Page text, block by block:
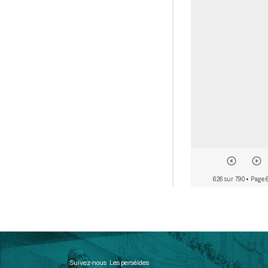
626 sur 790• Page
Suivez-nous Les perséides